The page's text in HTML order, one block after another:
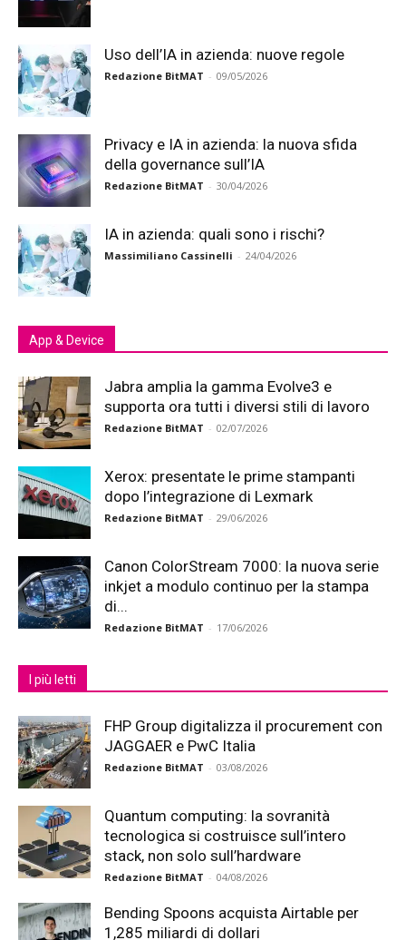
Uso dell’IA in azienda: nuove regole
Redazione BitMAT - 09/05/2026
Privacy e IA in azienda: la nuova sfida
della governance sull’IA
Redazione BitMAT - 30/04/2026
IA in azienda: quali sono i rischi?
Massimiliano Cassinelli - 24/04/2026
App & Device
Jabra amplia la gamma Evolve3 e
supporta ora tutti i diversi stili di lavoro
Redazione BitMAT - 02/07/2026
Xerox: presentate le prime stampanti
dopo l’integrazione di Lexmark
Redazione BitMAT - 29/06/2026
Canon ColorStream 7000: la nuova serie
inkjet a modulo continuo per la stampa
di...
Redazione BitMAT - 17/06/2026
I più letti
FHP Group digitalizza il procurement con
JAGGAER e PwC Italia
Redazione BitMAT - 03/08/2026
Quantum computing: la sovranità
tecnologica si costruisce sull’intero
stack, non solo sull’hardware
Redazione BitMAT - 04/08/2026
Bending Spoons acquista Airtable per
1,285 miliardi di dollari